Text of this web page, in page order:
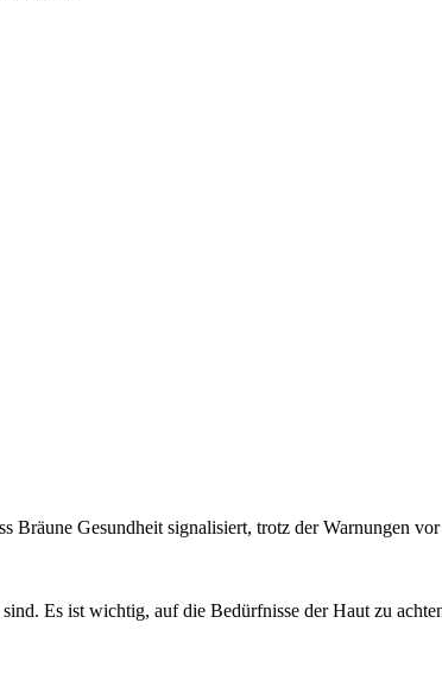
Bräune Gesundheit signalisiert, trotz der Warnungen
Es ist wichtig, auf die Bedürfnisse der Haut zu